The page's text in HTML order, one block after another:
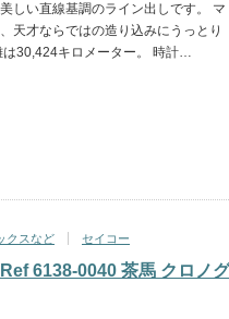
しい直線基調のライン出しです。 マ
天才ならではの造り込みにうっとり
は30,424キロメーター。 時計…
クスなど セイコー
6138-0040 茶馬 クロノグ